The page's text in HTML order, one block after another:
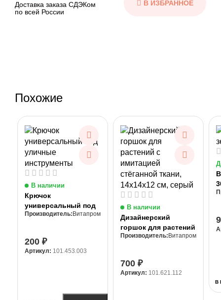
Доставка заказа СДЭКом
по всей России
Похожие
Крючок
универсальный под
уличные
Витапром
В наличии
200 ₽
Артикул: 101.453.003
Дизайнерский
горшок для растений
с имитацией Витапром
В наличии
700 ₽
Артикул: 101.621.112
В